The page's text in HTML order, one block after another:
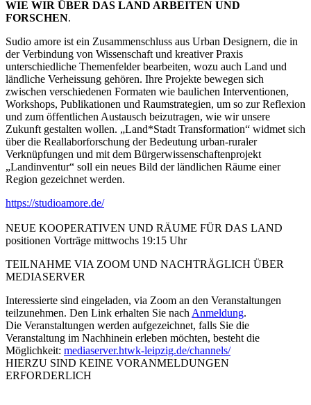
WIE WIR ÜBER DAS LAND ARBEITEN UND
FORSCHEN.
Sudio amore ist ein Zusammenschluss aus Urban Designern, die in
der Verbindung von Wissenschaft und kreativer Praxis
unterschiedliche Themenfelder bearbeiten, wozu auch Land und
ländliche Verheissung gehören. Ihre Projekte bewegen sich
zwischen verschiedenen Formaten wie baulichen Interventionen,
Workshops, Publikationen und Raumstrategien, um so zur Reflexion
und zum öffentlichen Austausch beizutragen, wie wir unsere
Zukunft gestalten wollen. „Land*Stadt Transformation“ widmet sich
über die Reallaborforschung der Bedeutung urban-ruraler
Verknüpfungen und mit dem Bürgerwissenschaftenprojekt
„Landinventur“ soll ein neues Bild der ländlichen Räume einer
Region gezeichnet werden.
https://studioamore.de/
NEUE KOOPERATIVEN UND RÄUME FÜR DAS LAND
positionen Vorträge mittwochs 19:15 Uhr
TEILNAHME VIA ZOOM UND NACHTRÄGLICH ÜBER
MEDIASERVER
Interessierte sind eingeladen, via Zoom an den Veranstaltungen
teilzunehmen. Den Link erhalten Sie nach Anmeldung.
Die Veranstaltungen werden aufgezeichnet, falls Sie die
Veranstaltung im Nachhinein erleben möchten, besteht die
Möglichkeit: mediaserver.htwk-leipzig.de/channels/
HIERZU SIND KEINE VORANMELDUNGEN
ERFORDERLICH